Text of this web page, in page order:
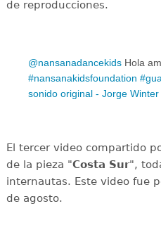
de reproducciones.
@nansanadancekids Hola
#nansanakidsfoundation
sonido original - Jorge Winter
El tercer video compartido
de la pieza "Costa Sur",
internautas. Este video fue
de agosto.